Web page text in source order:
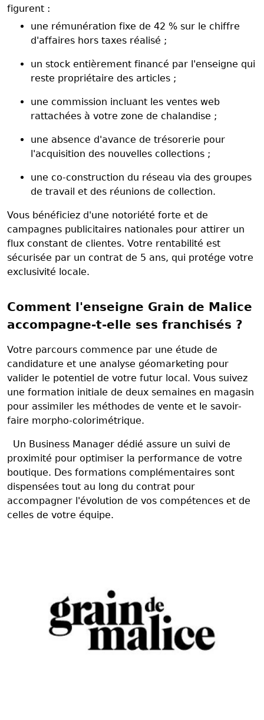
figurent :
une rémunération fixe de 42 % sur le chiffre
d'affaires hors taxes réalisé ;
un stock entièrement financé par l'enseigne qui
reste propriétaire des articles ;
une commission incluant les ventes web
rattachées à votre zone de chalandise ;
une absence d'avance de trésorerie pour
l'acquisition des nouvelles collections ;
une co-construction du réseau via des groupes
de travail et des réunions de collection.
Vous bénéficiez d'une notoriété forte et de
campagnes publicitaires nationales pour attirer un
flux constant de clientes. Votre rentabilité est
sécurisée par un contrat de 5 ans, qui protége votre
exclusivité locale.
Comment l'enseigne Grain de Malice
accompagne-t-elle ses franchisés ?
Votre parcours commence par une étude de
candidature et une analyse géomarketing pour
valider le potentiel de votre futur local. Vous suivez
une formation initiale de deux semaines en magasin
pour assimiler les méthodes de vente et le savoir-
faire morpho-colorimétrique.
Un Business Manager dédié assure un suivi de
proximité pour optimiser la performance de votre
boutique. Des formations complémentaires sont
dispensées tout au long du contrat pour
accompagner l'évolution de vos compétences et de
celles de votre équipe.